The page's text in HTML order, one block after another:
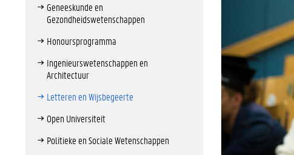
Geneeskunde en
Gezondheidswetenschappen
Honoursprogramma
Ingenieurswetenschappen en
Architectuur
Letteren en Wijsbegeerte
Open Universiteit
Politieke en Sociale Wetenschappen